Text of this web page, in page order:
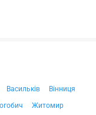
Васильків
Вінниця
Житомир